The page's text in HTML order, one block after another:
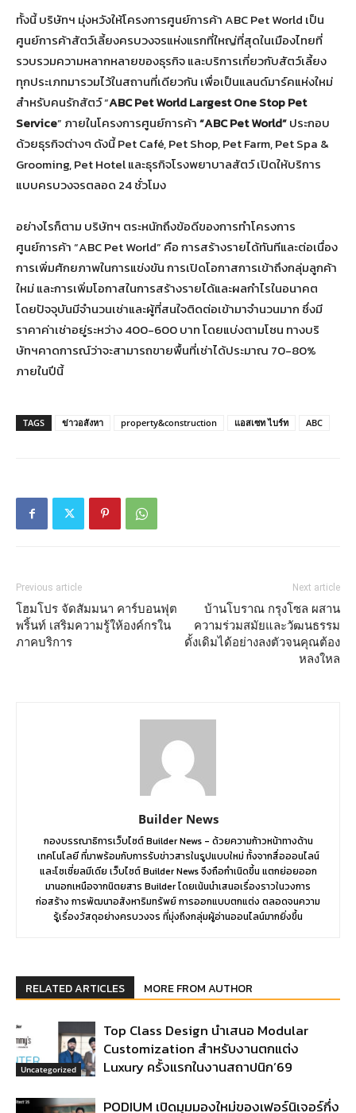
ทั้งนี้ บริษัทฯ มุ่งหวังให้โครงการศูนย์การค้า ABC Pet World เป็น
ศูนย์การค้าสัตว์เลี้ยงครบวงจรแห่งแรกที่ใหญ่ที่สุดในเมืองไทยที่
รวบรวมความหลากหลายของธุรกิจ และบริการเกี่ยวกับสัตว์เลี้ยง
ทุกประเภทมารวมไว้ในสถานที่เดียวกัน เพื่อเป็นแลนด์มาร์คแห่งใหม่
สำหรับคนรักสัตว์ “ABC Pet World Largest One Stop Pet
Service” ภายในโครงการศูนย์การค้า“ABC Pet World”ประกอบ
ด้วยธุรกิจต่างๆ ดังนี้ Pet Café, Pet Shop, Pet Farm, Pet Spa &
Grooming, Pet Hotel และธุรกิจโรงพยาบาลสัตว์ เปิดให้บริการ
แบบครบวงจรตลอด 24 ชั่วโมง
อย่างไรก็ตาม บริษัทฯ ตระหนักถึงข้อดีของการทำโครงการ
ศูนย์การค้า “ABC Pet World” คือ การสร้างรายได้ทันทีและต่อเนื่อง
การเพิ่มศักยภาพในการแข่งขัน การเปิดโอกาสการเข้าถึงกลุ่มลูกค้า
ใหม่ และการเพิ่มโอกาสในการสร้างรายได้และผลกำไรในอนาคต
โดยปัจจุบันมีจำนวนเช่าและผู้ที่สนใจติดต่อเข้ามาจำนวนมาก ซึ่งมี
ราคาค่าเช่าอยู่ระหว่าง 400-600 บาท โดยแบ่งตามโซน ทางบริ
ษัทฯคาดการณ์ว่าจะสามารถขายพื้นที่เช่าได้ประมาณ 70-80%
ภายในปีนี้
TAGS ข่าวอสังหา property&construction แอสเซท ไบร์ท ABC
Previous article
โฮมโปร จัดสัมมนา คาร์บอนฟุต
พริ้นท์ เสริมความรู้ให้องค์กรใน
ภาคบริการ
Next article
บ้านโบราณ กรุงโซล ผสาน
ความร่วมสมัยและวัฒนธรรม
ดั้งเดิมได้อย่างลงตัวจนคุณต้อง
หลงใหล
Builder News
กองบรรณาธิการเว็บไซต์ Builder News - ด้วยความก้าวหน้าทางด้าน
เทคโนโลยี ที่มาพร้อมกับการรับข่าวสารในรูปแบบใหม่ ทั้งจากสื่อออนไลน์
และโซเชี่ยลมีเดีย เว็บไซต์ Builder News จึงถือกำเนิดขึ้น แตกย่อยออก
มานอกเหนือจากนิตยสาร Builder โดยเน้นนำเสนอเรื่องราวในวงการ
ก่อสร้าง การพัฒนาอสังหาริมทรัพย์ การออกแบบตกแต่ง ตลอดจนความ
รู้เรื่องวัสดุอย่างครบวงจร ที่มุ่งถึงกลุ่มผู้อ่านออนไลน์มากยิ่งขึ้น
RELATED ARTICLES MORE FROM AUTHOR
Uncategorized
Top Class Design นำเสนอ Modular
Customization สำหรับงานตกแต่ง
Luxury ครั้งแรกในงานสถาปนิก’69
PODIUM เปิดมุมมองใหม่ของเฟอร์นิเจอร์กึ่ง